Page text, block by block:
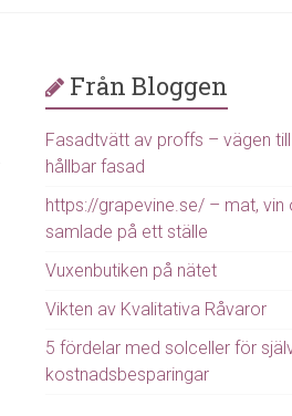
Från Bloggen
Fasadtvätt av proffs – vägen
hållbar fasad
https://grapevine.se/ – mat, vin
samlade på ett ställe
Vuxenbutiken på nätet
Vikten av Kvalitativa Råvaror
5 fördelar med solceller för
kostnadsbesparingar